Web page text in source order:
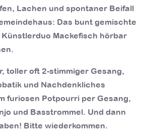
Lachen und spontaner Beifall
Das bunt gemischte
Mackefisch hörbar
toller oft 2-stimmiger Gesang,
und Nachdenkliches
furiosen Potpourri per Gesang,
und Basstrommel. Und dann
Bitte wiederkommen.